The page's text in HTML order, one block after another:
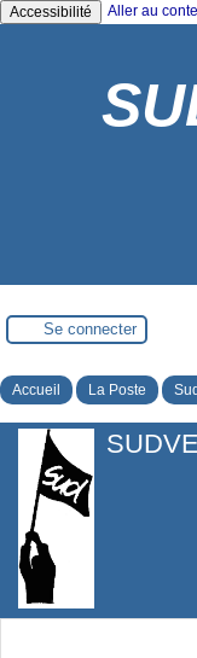
Accessibilité Aller au
Se connecter
Accueil La Poste